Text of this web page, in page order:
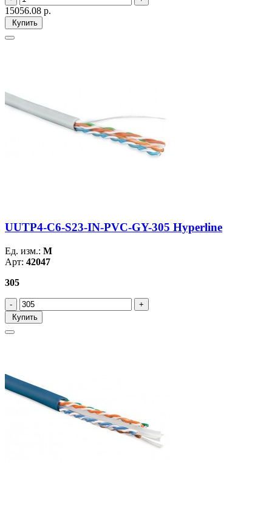
15056.08 р.
Купить
UUTP4-C6-S23-IN-PVC-GY-305 Hyperline
Ед. изм.: М
Арт: 42047
305
Купить